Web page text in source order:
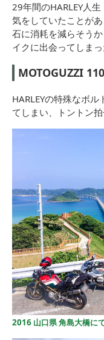
29年間のHARLEY人
気をしていたことが
石に消耗を減らそう
イクに出会ってしまっ
MOTOGUZZI
HARLEYの特殊なボ
てしまい、トントン拍
2016 山口県 角島大橋に